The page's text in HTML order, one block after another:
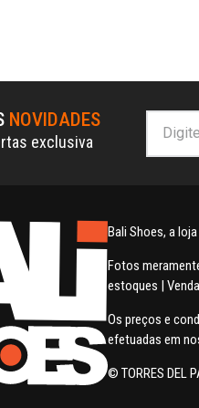
NOVIDADES
exclusiva
Bali Shoes, a
Fotos
estoques |
Os preços e
efetuadas em
© TORRES DEL